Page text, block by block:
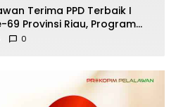
Terima PPD Terbaik I
69 Provinsi Riau, Program
Yatim Jadi Sorotan
0